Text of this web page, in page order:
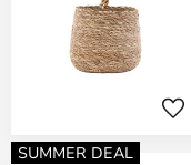
SUMMER DEAL